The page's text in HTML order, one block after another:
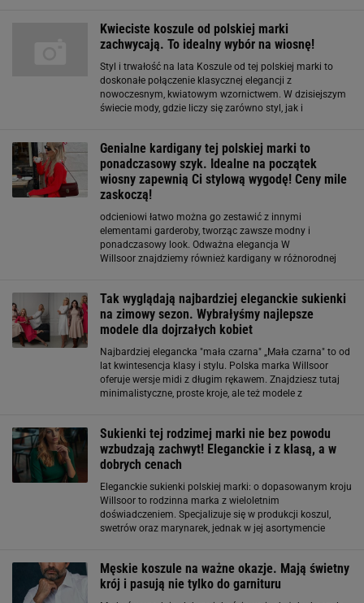
Kwieciste koszule od polskiej marki
zachwycają. To idealny wybór na wiosnę!
Styl i trwałość na lata Koszule od tej polskiej marki to
doskonałe połączenie klasycznej elegancji z
nowoczesnym, kwiatowym wzornictwem. W dzisiejszym
świecie mody, gdzie liczy się zarówno styl, jak i
Genialne kardigany tej polskiej marki to
ponadczasowy szyk. Idealne na początek
wiosny zapewnią Ci stylową wygodę! Ceny mile
zaskoczą!
odcieniowi łatwo można go zestawić z innymi
elementami garderoby, tworząc zawsze modny i
ponadczasowy look. Odważna elegancja W
Willsoor znajdziemy również kardigany w różnorodnej
stylizacji charakteru i energii
Tak wyglądają najbardziej eleganckie sukienki
na zimowy sezon. Wybrałyśmy najlepsze
modele dla dojrzałych kobiet
Najbardziej elegancka "mała czarna" „Mała czarna" to od
lat kwintesencja klasy i stylu. Polska marka Willsoor
oferuje wersje midi z długim rękawem. Znajdziesz tutaj
minimalistyczne, proste kroje, ale też modele z
Sukienki tej rodzimej marki nie bez powodu
wzbudzają zachwyt! Eleganckie i z klasą, a w
dobrych cenach
Eleganckie sukienki polskiej marki: o dopasowanym kroju
Willsoor to rodzinna marka z wieloletnim
doświadczeniem. Specjalizuje się w produkcji koszul,
swetrów oraz marynarek, jednak w jej asortymencie
Męskie koszule na ważne okazje. Mają świetny
krój i pasują nie tylko do garnituru